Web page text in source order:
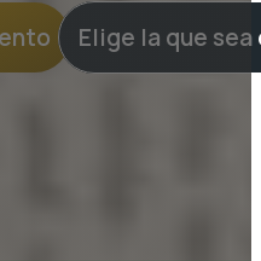
Elige la que